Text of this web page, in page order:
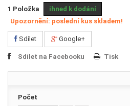
1 Položka
ihned k dodání
Upozornění: poslední kus skladem!
Sdílet Google+
Sdílet na Facebooku Tisk
Počet